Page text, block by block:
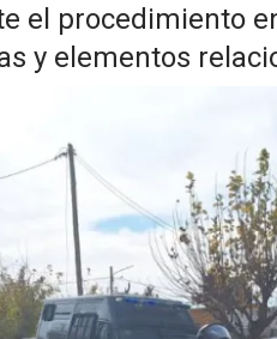
el procedimiento
y elementos